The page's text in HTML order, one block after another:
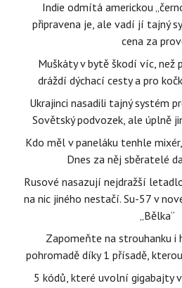
Indie odmítá americkou
připravena je, ale vadí jí tajný
cena za
Muškáty v bytě škodí víc, než
dráždí dýchací cesty a pro
Ukrajinci nasadili tajný systém
Sovětský podvozek, ale úplně
Kdo měl v paneláku tenhle
Dnes za něj sběratelé
Rusové nasazují nejdražší
na nic jiného nestačí. Su-57 v
„Bělka“
Zapomeňte na strouhanku i
pohromadě díky 1 přísadě,
5 kódů, které uvolní gigabajty